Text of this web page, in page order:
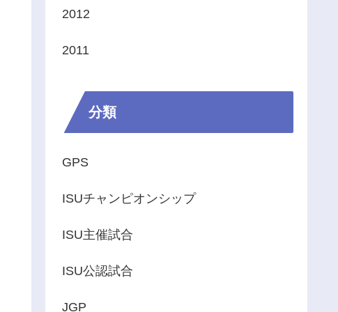
2012
2011
分類
GPS
ISUチャンピオンシップ
ISU主催試合
ISU公認試合
JGP